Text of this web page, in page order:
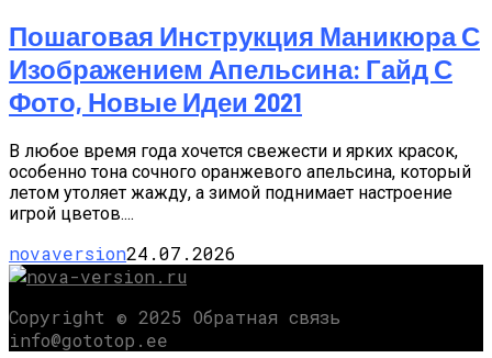
Пошаговая Инструкция Маникюра С
Изображением Апельсина: Гайд С
Фото, Новые Идеи 2021
В любое время года хочется свежести и ярких красок,
особенно тона сочного оранжевого апельсина, который
летом утоляет жажду, а зимой поднимает настроение
игрой цветов....
novaversion24.07.2026
Copyright © 2025 Обратная связь
info@gototop.ee